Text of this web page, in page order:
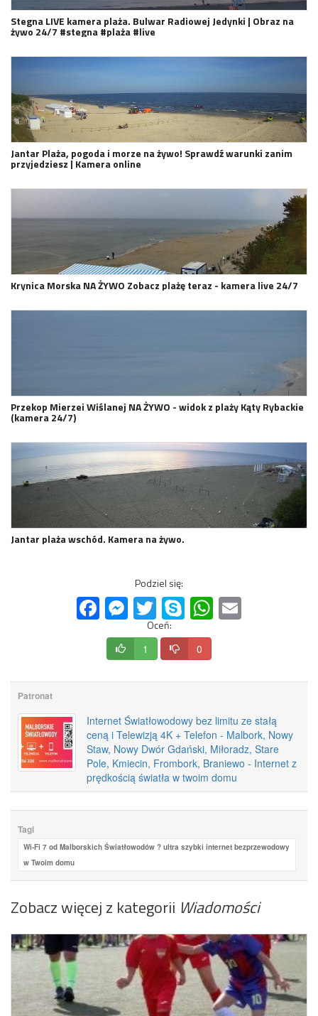
Stegna LIVE kamera plaża. Bulwar Radiowej Jedynki | Obraz na
żywo 24/7 #stegna #plaża #live
Jantar Plaża, pogoda i morze na żywo! Sprawdź warunki zanim
przyjedziesz | Kamera online
Krynica Morska NA ŻYWO Zobacz plażę teraz - kamera live 24/7
Przekop Mierzei Wiślanej NA ŻYWO - widok z plaży Kąty Rybackie
(kamera 24/7)
Jantar plaża wschód. Kamera na żywo.
Podziel się:
FacebookMessenger
Twitter Skype WhatsApp
Oceń:
1 0
Patronat
Internet Światłowodowy bez limitu ze stałą
ceną i Telewizją 4K + Telefon - Malbork, Nowy
Staw, Nowy Dwór Gdański, Miłoradz, Stare
Pole, Kmiecin, Frombork, Braniewo - Internet z
prędkością światła w twoim domu
Tagi
Wi-Fi 7 od Malborskich Światłowodów ? ultra szybki internet bezprzewodowy
w Twoim domu
Zobacz więcej z kategorii Wiadomości